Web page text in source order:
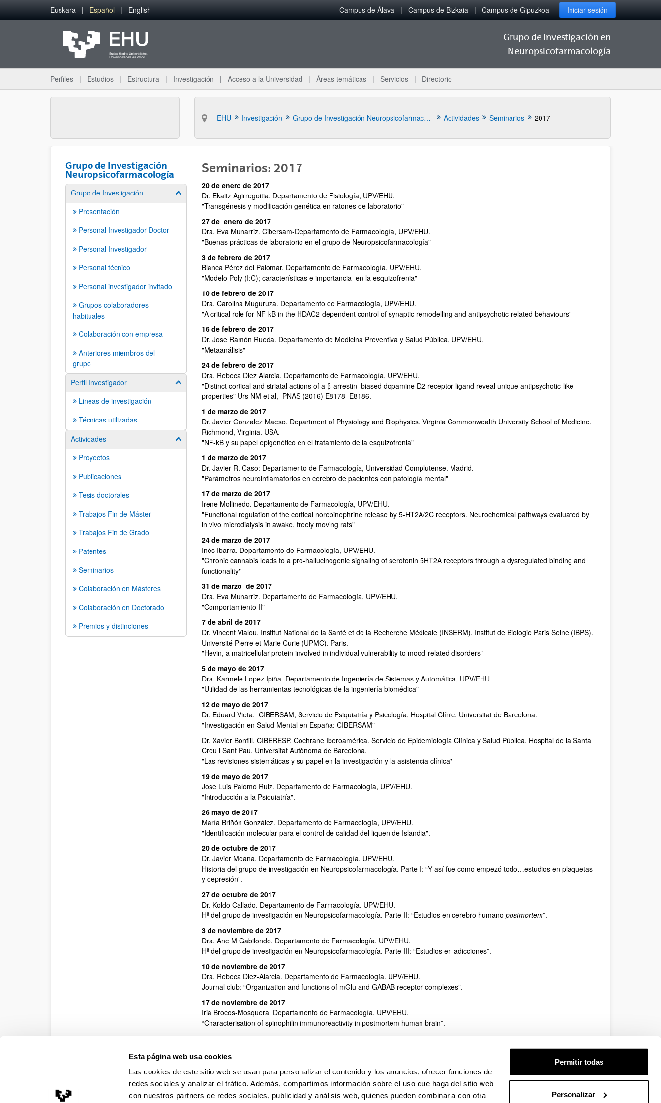
Esta página web usa cookies
Las cookies de este sitio web se usan para personalizar el contenido y los anuncios, ofrecer funciones de
redes sociales y analizar el tráfico. Además, compartimos información sobre el uso que haga del sitio web
con nuestros partners de redes sociales, publicidad y análisis web, quienes pueden combinarla con otra
Permitir todas
Personalizar
Saltar al contenido principal
Euskara Español English Campus de Álava Campus de Bizkaia Campus de Gipuzkoa Iniciar sesión
Grupo de Investigación en
Neuropsicofarmacología
Perfiles Estudios Estructura Investigación Acceso a la Universidad Áreas temáticas Servicios Directorio
EHU Investigación Grupo de Investigación Neuropsicofarmacología Actividades Seminarios 2017
Grupo de Investigación
Neuropsicofarmacología
Grupo de Investigación Mostrar/ocultar subpáginas
Presentación
Personal Investigador Doctor
Personal Investigador
Personal técnico
Personal investigador invitado
Grupos colaboradores
habituales
Colaboración con empresa
Anteriores miembros del
grupo
Perfil Investigador
Mostrar/ocultar subpáginas
Lineas de investigación
Técnicas utilizadas
Actividades
Mostrar/ocultar subpáginas
Proyectos
Publicaciones
Tesis doctorales
Trabajos Fin de Máster
Trabajos Fin de Grado
Patentes
Seminarios
Colaboración en Másteres
Colaboración en Doctorado
Premios y distinciones
Seminarios: 2017
20 de enero de 2017
Dr. Ekaitz Agirregoitia. Departamento de Fisiología, UPV/EHU.
"Transgénesis y modificación genética en ratones de laboratorio"
27 de enero de 2017
Dra. Eva Munarriz. Cibersam-Departamento de Farmacología, UPV/EHU.
"Buenas prácticas de laboratorio en el grupo de Neuropsicofarmacología"
3 de febrero de 2017
Blanca Pérez del Palomar. Departamento de Farmacología, UPV/EHU.
"Modelo Poly (I:C); características e importancia en la esquizofrenia"
10 de febrero de 2017
Dra. Carolina Muguruza. Departamento de Farmacología, UPV/EHU.
"A critical role for NF-kB in the HDAC2-dependent control of synaptic remodelling and antipsychotic-related behaviours"
16 de febrero de 2017
Dr. Jose Ramón Rueda. Departamento de Medicina Preventiva y Salud Pública, UPV/EHU.
"Metaanálisis"
24 de febrero de 2017
Dra. Rebeca Diez Alarcia. Departamento de Farmacología, UPV/EHU.
"Distinct cortical and striatal actions of a β-arrestin–biased dopamine D2 receptor ligand reveal unique antipsychotic-like
properties" Urs NM et al, PNAS (2016) E8178–E8186.
1 de marzo de 2017
Dr. Javier Gonzalez Maeso. Department of Physiology and Biophysics. Virginia Commonwealth University School of Medicine.
Richmond, Virginia. USA.
"NF-kB y su papel epigenético en el tratamiento de la esquizofrenia"
1 de marzo de 2017
Dr. Javier R. Caso: Departamento de Farmacología, Universidad Complutense. Madrid.
"Parámetros neuroinflamatorios en cerebro de pacientes con patología mental"
17 de marzo de 2017
Irene Mollinedo. Departamento de Farmacología, UPV/EHU.
"Functional regulation of the cortical norepinephrine release by 5-HT2A/2C receptors. Neurochemical pathways evaluated by
in vivo microdialysis in awake, freely moving rats"
24 de marzo de 2017
Inés Ibarra. Departamento de Farmacología, UPV/EHU.
"Chronic cannabis leads to a pro-hallucinogenic signaling of serotonin 5HT2A receptors through a dysregulated binding and
functionality"
31 de marzo de 2017
Dra. Eva Munarriz. Departamento de Farmacología, UPV/EHU.
"Comportamiento II"
7 de abril de 2017
Dr. Vincent Vialou. Institut National de la Santé et de la Recherche Médicale (INSERM). Institut de Biologie Paris Seine (IBPS).
Université Pierre et Marie Curie (UPMC). Paris.
"Hevin, a matricellular protein involved in individual vulnerability to mood-related disorders"
5 de mayo de 2017
Dra. Karmele Lopez Ipiña. Departamento de Ingeniería de Sistemas y Automática, UPV/EHU.
"Utilidad de las herramientas tecnológicas de la ingeniería biomédica"
12 de mayo de 2017
Dr. Eduard Vieta. CIBERSAM, Servicio de Psiquiatría y Psicología, Hospital Clínic. Universitat de Barcelona.
"Investigación en Salud Mental en España: CIBERSAM"
Dr. Xavier Bonfill. CIBERESP. Cochrane Iberoamérica. Servicio de Epidemiología Clínica y Salud Pública. Hospital de la Santa
Creu i Sant Pau. Universitat Autònoma de Barcelona.
"Las revisiones sistemáticas y su papel en la investigación y la asistencia clínica"
19 de mayo de 2017
Jose Luis Palomo Ruiz. Departamento de Farmacología, UPV/EHU.
"Introducción a la Psiquiatría".
26 mayo de 2017
María Briñón González. Departamento de Farmacología, UPV/EHU.
"Identificación molecular para el control de calidad del liquen de Islandia".
20 de octubre de 2017
Dr. Javier Meana. Departamento de Farmacología. UPV/EHU.
Historia del grupo de investigación en Neuropsicofarmacología. Parte I: “Y así fue como empezó todo…estudios en plaquetas
y depresión”.
27 de octubre de 2017
Dr. Koldo Callado. Departamento de Farmacología. UPV/EHU.
Hª del grupo de investigación en Neuropsicofarmacología. Parte II: “Estudios en cerebro humano postmortem”.
3 de noviembre de 2017
Dra. Ane M Gabilondo. Departamento de Farmacología. UPV/EHU.
Hª del grupo de investigación en Neuropsicofarmacología. Parte III: “Estudios en adicciones”.
10 de noviembre de 2017
Dra. Rebeca Diez-Alarcia. Departamento de Farmacología. UPV/EHU.
Journal club: “Organization and functions of mGlu and GABAB receptor complexes”.
17 de noviembre de 2017
Iria Brocos-Mosquera. Departamento de Farmacología. UPV/EHU.
“Characterisation of spinophilin immunoreactivity in postmortem human brain”.
1 de diciembre de 2017
Hª del grupo de investigación en Neuropsicofarmacología. Parte IV: “Evaluación del mecanismo de acción de antidepresivos
mediante estudios de microdiálisis cerebralin vivoen rata despierta”.
15 de diciembre de 2017
Irene Mollinedo-Gajate. Departamento de Farmacología. UPV/EHU.